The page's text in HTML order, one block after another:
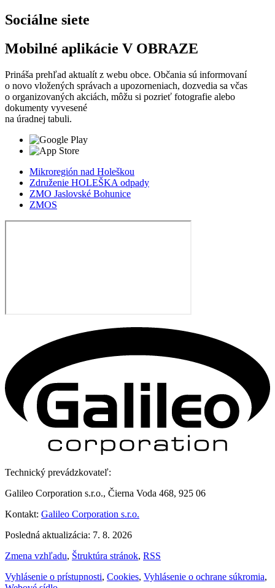
Sociálne siete
Mobilné aplikácie V OBRAZE
Prináša prehľad aktualít z webu obce. Občania sú informovaní
o novo vložených správach a upozorneniach, dozvedia sa včas
o organizovaných akciách, môžu si pozrieť fotografie alebo
dokumenty vyvesené
na úradnej tabuli.
Mikroregión nad Holeškou
Združenie HOLEŠKA odpady
ZMO Jaslovské Bohunice
ZMOS
Technický prevádzkovateľ:
Galileo Corporation s.r.o., Čierna Voda 468, 925 06
Kontakt: Galileo Corporation s.r.o.
Posledná aktualizácia: 7. 8. 2026
Zmena vzhľadu, Štruktúra stránok, RSS
Vyhlásenie o prístupnosti, Cookies, Vyhlásenie o ochrane súkromia,